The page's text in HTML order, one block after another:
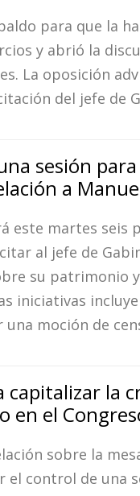
para que la
y abrió la
La oposición
del jefe de
sesión
a
este martes seis
al jefe de
su patrimonio
iniciativas
moción de
capitalizar la
en el
sobre la
control de una